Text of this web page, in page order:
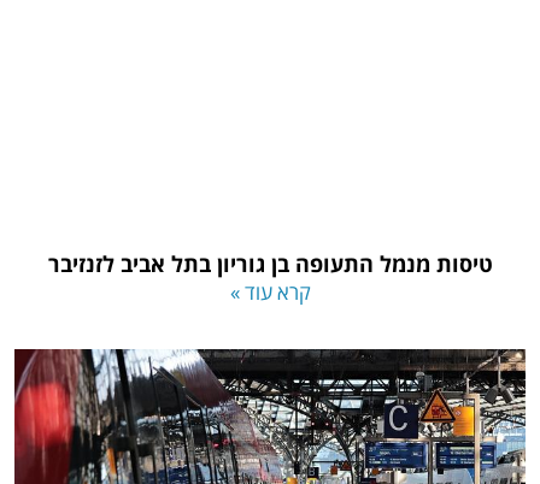
טיסות מנמל התעופה בן גוריון בתל אביב לזנזיבר
קרא עוד »